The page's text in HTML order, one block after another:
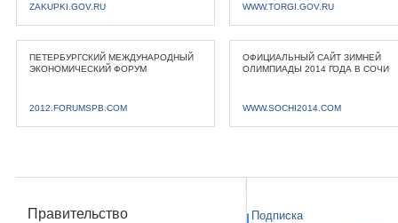
ZAKUPKI.GOV.RU WWW.TORGI.GOV.RU
ПЕТЕРБУРГСКИЙ МЕЖДУНАРОДНЫЙ
ЭКОНОМИЧЕСКИЙ ФОРУМ
2012.FORUMSPB.COM
ОФИЦИАЛЬНЫЙ САЙТ ЗИМНЕЙ
ОЛИМПИАДЫ 2014 ГОДА В СОЧИ
WWW.SOCHI2014.COM
Правительство
Подписка